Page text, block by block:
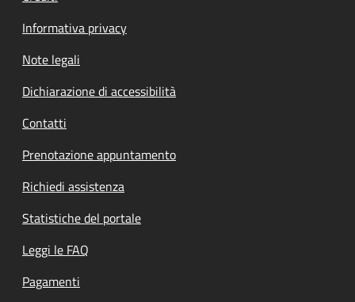
Informativa privacy
Note legali
Dichiarazione di accessibilità
Contatti
Prenotazione appuntamento
Richiedi assistenza
Statistiche del portale
Leggi le FAQ
Pagamenti